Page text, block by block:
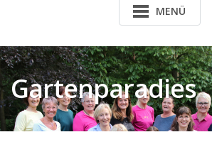
MENÜ
Gartenparadies